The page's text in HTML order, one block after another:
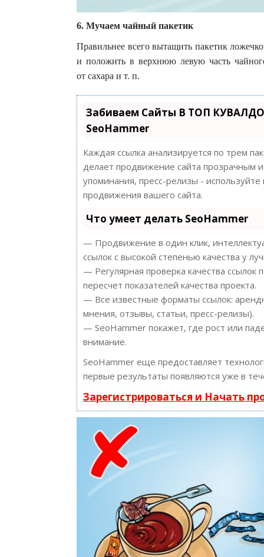
6. Мучаем чайный пакетик
Правильнее всего вытащить пакетик
и положить в верхнюю левую часть
от сахара и т. п.
Забиваем Сайты В ТОП
SeoHammer
Каждая ссылка анализируется по трем
делает продвижение сайта прозрачным
упоминания, пресс-релизы -
продвижения вашего сайта.
Что умеет делать SeoHammer
— Продвижение в один клик,
ссылок с высокой степенью качества у
— Регулярная проверка качества
пересчет показателей качества проекта.
— Все известные форматы ссылок:
мнения, отзывы, статьи, пресс-релизы).
— SeoHammer покажет, где рост или
внимание.
SeoHammer еще предоставляет
первые результаты появляются уже в
Зарегистрироваться и Начать